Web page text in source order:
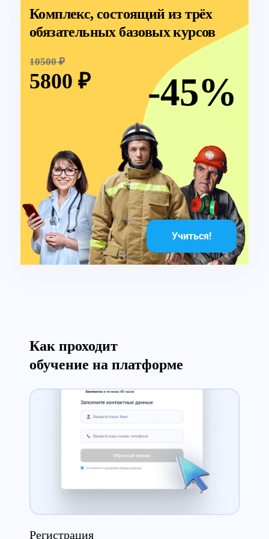
Комплекс, состоящий из трёх
обязательных базовых курсов
Учиться!
10500 ₽
5800 ₽ -45%
Как проходит
обучение на платформе
Сертификат
Регистрация
Теория
Аттестация
Сертификат
Регистрация